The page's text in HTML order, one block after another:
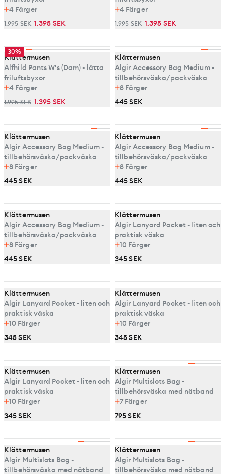
4 Färger
1.995 SEK 1.395 SEK
4 Färger
1.995 SEK 1.395 SEK
30%
Klättermusen
Alfhild Pants W's (Dam) - lätta
friluftsbyxor
4 Färger
1.995 SEK 1.395 SEK
Klättermusen
Algir Accessory Bag Medium -
tillbehörsväska/packväska
8 Färger
445 SEK
Klättermusen
Algir Accessory Bag Medium -
tillbehörsväska/packväska
8 Färger
445 SEK
Klättermusen
Algir Accessory Bag Medium -
tillbehörsväska/packväska
8 Färger
445 SEK
Klättermusen
Algir Accessory Bag Medium -
tillbehörsväska/packväska
8 Färger
445 SEK
Klättermusen
Algir Lanyard Pocket - liten och
praktisk väska
10 Färger
345 SEK
Klättermusen
Algir Lanyard Pocket - liten och
praktisk väska
10 Färger
345 SEK
Klättermusen
Algir Lanyard Pocket - liten och
praktisk väska
10 Färger
345 SEK
Klättermusen
Algir Lanyard Pocket - liten och
praktisk väska
10 Färger
345 SEK
Klättermusen
Algir Multislots Bag -
tillbehörsväska med nätband
7 Färger
795 SEK
Klättermusen
Algir Multislots Bag -
tillbehörsväska med nätband
Klättermusen
Algir Multislots Bag -
tillbehörsväska med nätband